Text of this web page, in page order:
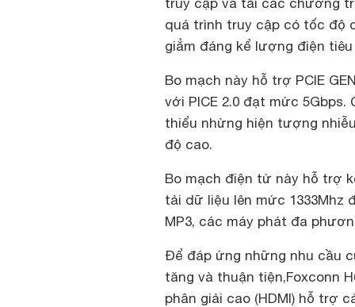
truy cập và tải các chương
quá trình truy cập có tốc độ
giẳm đáng kể lượng điện
Bo mạch này hỗ trợ PCIE
với PICE 2.0 đạt mức
thiểu nhừng hiện tượng
độ cao.
Bo mạch điện tử này hỗ trợ
tải dữ liệu lên mức 1333Mhz
MP3, các máy phát đa
Để đáp ứng những nhu cầu
tăng và thuận tiện,Foxconn
phân giải cao (HDMI) hỗ trợ